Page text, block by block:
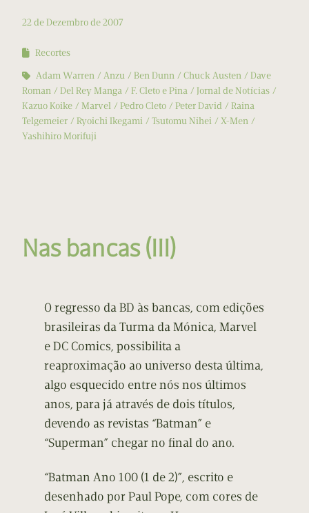
22 de Dezembro de 2007
Recortes
Adam Warren
Anzu Ben Dunn Chuck Austen
Dave
Roman
Del Rey Manga F. Cleto e Pina
Jornal de Notícias
Kazuo Koike
Marvel Pedro Cleto Peter David
Raina
Telgemeier
Ryoichi Ikegami Tsutomu Nihei
X-Men
Yashihiro Morifuji
Nas bancas (III)
O regresso da BD às bancas, com edições
brasileiras da Turma da Mónica, Marvel
e DC Comics, possibilita a
reaproximação ao universo desta última,
algo esquecido entre nós nos últimos
anos, para já através de dois títulos,
devendo as revistas “Batman” e
“Superman” chegar no final do ano.
“Batman Ano 100 (1 de 2)”, escrito e
desenhado por Paul Pope, com cores de